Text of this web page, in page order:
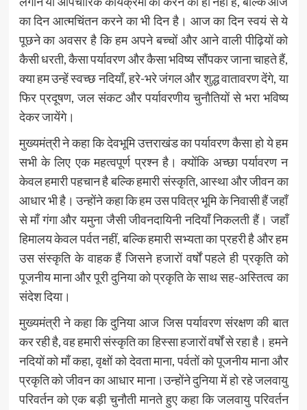
का दिन आत्मचिंतन करने का भी दिन है। आज का दिन स्वयं से ये
पूछने का अवसर है कि हम अपने बच्चों और आने वाली पीढ़ियों को
कैसी धरती, कैसा पर्यावरण और कैसा भविष्य सौंपकर जाना चाहते हैं,
क्या हम उन्हें स्वच्छ नदियाँ, हरे-भरे जंगल और शुद्ध वातावरण देंगे, या
फिर प्रदूषण, जल संकट और पर्यावरणीय चुनौतियों से भरा भविष्य
देकर जायेंगे।
मुख्यमंत्री ने कहा कि देवभूमि उत्तराखंड का पर्यावरण कैसा हो ये हम
सभी के लिए एक महत्वपूर्ण प्रश्न है। क्योंकि अच्छा पर्यावरण न
केवल हमारी पहचान है बल्कि हमारी संस्कृति, आस्था और जीवन का
आधार भी है। उन्होंने कहा कि हम उस पवित्र भूमि के निवासी हैं जहाँ
से माँ गंगा और यमुना जैसी जीवनदायिनी नदियाँ निकलती हैं। जहाँ
हिमालय केवल पर्वत नहीं, बल्कि हमारी सभ्यता का प्रहरी है और हम
उस संस्कृति के वाहक हैं जिसने हजारों वर्षों पहले ही प्रकृति को
पूजनीय माना और पूरी दुनिया को प्रकृति के साथ सह-अस्तित्व का
संदेश दिया।
मुख्यमंत्री ने कहा कि दुनिया आज जिस पर्यावरण संरक्षण की बात
कर रही है, वह हमारी संस्कृति का हिस्सा हजारों वर्षों से रहा है। हमने
नदियों को माँ कहा, वृक्षों को देवता माना, पर्वतों को पूजनीय माना और
प्रकृति को जीवन का आधार माना।उन्होंने दुनिया में हो रहे जलवायु
परिवर्तन को एक बड़ी चुनौती मानते हुए कहा कि जलवायु परिवर्तन